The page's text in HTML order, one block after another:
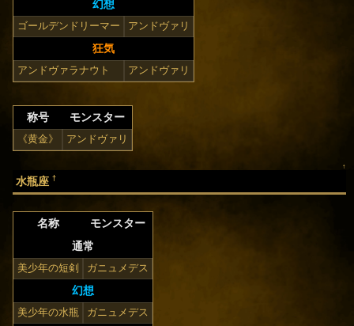
幻想
ゴールデンドリーマー アンドヴァリ
狂気
アンドヴァラナウト アンドヴァリ
称号 モンスター
《黄金》 アンドヴァリ
↑
水瓶座 †
名称
モンスター
通常
美少年の短剣 ガニュメデス
幻想
美少年の水瓶 ガニュメデス